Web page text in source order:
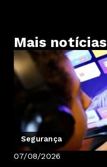
Mais notícias
Segurança
07/08/2026